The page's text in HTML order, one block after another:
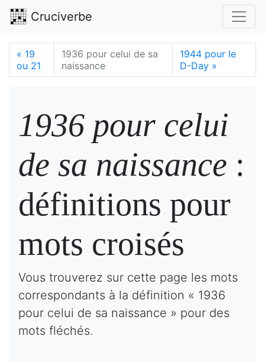
Cruciverbe
« 19
ou 21
1936 pour celui de sa
naissance
1944 pour le
D-Day »
1936 pour celui
de sa naissance :
définitions pour
mots croisés
Vous trouverez sur cette page les mots
correspondants à la définition « 1936
pour celui de sa naissance » pour des
mots fléchés.